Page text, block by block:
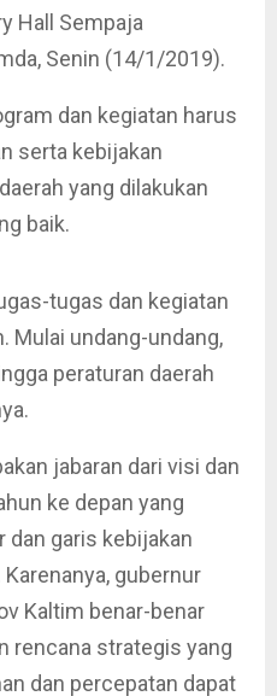
Hall Sempaja
Senin (14/1/2019).
dan kegiatan harus
serta kebijakan
yang dilakukan
baik.
tugas dan kegiatan
Mulai undang-undang,
peraturan daerah
jabaran dari visi dan
ke depan yang
dan garis kebijakan
gubernur
Kaltim benar-benar
rencana strategis yang
dan percepatan dapat